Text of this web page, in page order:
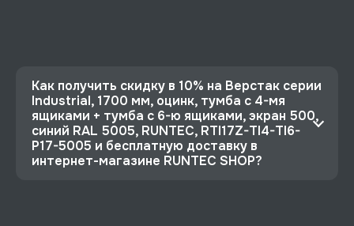
Как получить скидку в 10% на Верстак серии
Industrial, 1700 мм, оцинк, тумба с 4-мя
ящиками + тумба с 6-ю ящиками, экран 500,
синий RAL 5005, RUNTEC, RTI17Z-TI4-TI6-
P17-5005 и бесплатную доставку в
интернет-магазине RUNTEC SHOP?